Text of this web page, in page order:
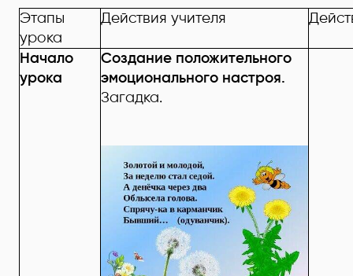
Этапы
урока
Действия учителя
Начало
урока
Создание положительного
эмоционального настроя.
Загадка.